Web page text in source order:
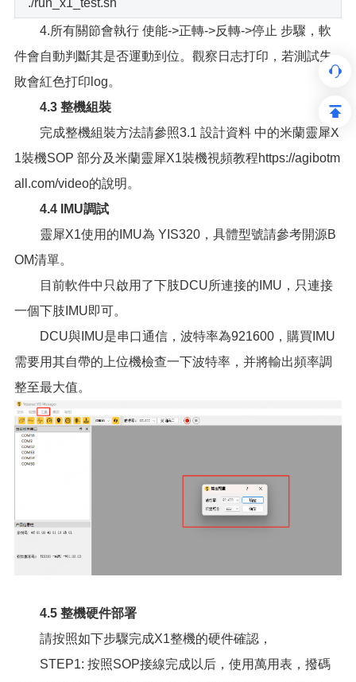
./run_x1_test.sh
4.所有關節會執行 使能->正轉->反轉->停止 步驟，軟
件會自動判斷其是否運動到位。觀察日志打印，若測試失
敗會紅色打印log。
4.3 整機組裝
完成整機組裝方法請參照3.1 設計資料 中的米蘭靈犀X
1裝機SOP 部分及米蘭靈犀X1裝機視頻教程https://agibotm
all.com/video的說明。
4.4 IMU調試
靈犀X1使用的IMU為 YIS320，具體型號請參考開源B
OM清單。
目前軟件中只啟用了下肢DCU所連接的IMU，只連接
一個下肢IMU即可。
DCU與IMU是串口通信，波特率為921600，購買IMU
需要用其自帶的上位機檢查一下波特率，并將輸出頻率調
整至最大值。
4.5 整機硬件部署
請按照如下步驟完成X1整機的硬件確認，
STEP1: 按照SOP接線完成以后，使用萬用表，撥碼